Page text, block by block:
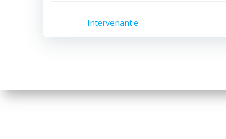
Intervenant·e